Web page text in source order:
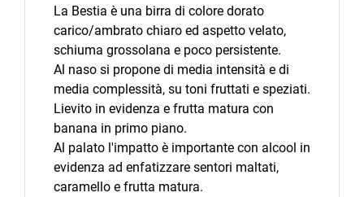
La Bestia è una birra di colore dorato
carico/ambrato chiaro ed aspetto velato,
schiuma grossolana e poco persistente.
Al naso si propone di media intensità e di
media complessità, su toni fruttati e speziati.
Lievito in evidenza e frutta matura con
banana in primo piano.
Al palato l'impatto è importante con alcool in
evidenza ad enfatizzare sentori maltati,
caramello e frutta matura.